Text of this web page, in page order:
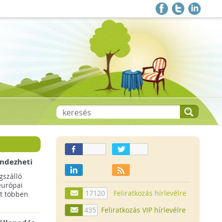
többen
17120
Feliratkozás hírlevélre
435
Feliratkozás VIP hírlevélre